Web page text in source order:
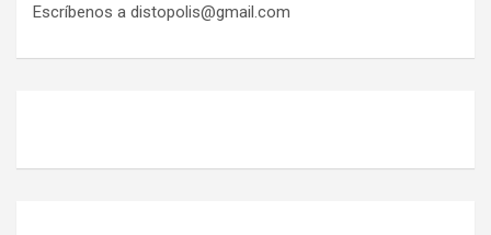
Escríbenos a distopolis@gmail.com